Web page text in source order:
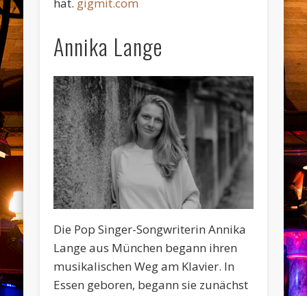
Annika Lange
Die Pop Singer-Songwriterin Annika
Lange aus München begann ihren
musikalischen Weg am Klavier. In
Essen geboren, begann sie zunächst